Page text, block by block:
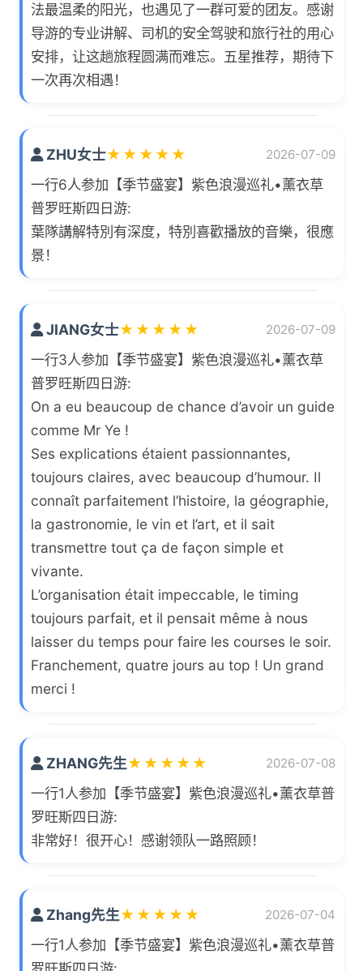
法最温柔的阳光，也遇见了一群可爱的团友。感谢
导游的专业讲解、司机的安全驾驶和旅行社的用心
安排，让这趟旅程圆满而难忘。五星推荐，期待下
一次再次相遇！
ZHU女士★ ★ ★ ★ ★ 2026-07-09
一行6人参加【季节盛宴】紫色浪漫巡礼•薰衣草
普罗旺斯四日游:
葉隊講解特別有深度，特別喜歡播放的音樂，很應
景！
JIANG女士★ ★ ★ ★ ★ 2026-07-09
一行3人参加【季节盛宴】紫色浪漫巡礼•薰衣草
普罗旺斯四日游:
On a eu beaucoup de chance d’avoir un guide
comme Mr Ye !
Ses explications étaient passionnantes,
toujours claires, avec beaucoup d’humour. Il
connaît parfaitement l’histoire, la géographie,
la gastronomie, le vin et l’art, et il sait
transmettre tout ça de façon simple et
vivante.
L’organisation était impeccable, le timing
toujours parfait, et il pensait même à nous
laisser du temps pour faire les courses le soir.
Franchement, quatre jours au top ! Un grand
merci !
ZHANG先生★ ★ ★ ★ ★ 2026-07-08
一行1人参加【季节盛宴】紫色浪漫巡礼•薰衣草普
罗旺斯四日游:
非常好！很开心！感谢领队一路照顾！
Zhang先生★ ★ ★ ★ ★ 2026-07-04
一行1人参加【季节盛宴】紫色浪漫巡礼•薰衣草普